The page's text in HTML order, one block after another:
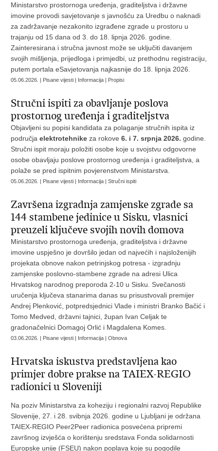
Ministarstvo prostornoga uređenja, graditeljstva i državne
imovine provodi savjetovanje s javnošću za Uredbu o naknadi
za zadržavanje nezakonito izgrađene zgrade u prostoru u
trajanju od 15 dana od 3. do 18. lipnja 2026. godine.
Zainteresirana i stručna javnost može se uključiti davanjem
svojih mišljenja, prijedloga i primjedbi, uz prethodnu registraciju,
putem portala eSavjetovanja najkasnije do 18. lipnja 2026.
05.06.2026. | Pisane vijesti | Informacija | Propisi
Stručni ispiti za obavljanje poslova
prostornog uređenja i graditeljstva
Objavljeni su popisi kandidata za polaganje stručnih ispita iz
područjaelektrotehnikeza rokove6. i 7. srpnja 2026. godine.
Stručni ispit moraju položiti osobe koje u svojstvu odgovorne
osobe obavljaju poslove prostornog uređenja i graditeljstva, a
polaže se pred ispitnim povjerenstvom Ministarstva.
05.06.2026. | Pisane vijesti | Informacija | Stručni ispiti
Završena izgradnja zamjenske zgrade sa
144 stambene jedinice u Sisku, vlasnici
preuzeli ključeve svojih novih domova
Ministarstvo prostornoga uređenja, graditeljstva i državne
imovine uspješno je dovršilo jedan od najvećih i najsloženijih
projekata obnove nakon petrinjskog potresa - izgradnju
zamjenske poslovno-stambene zgrade na adresi Ulica
Hrvatskog narodnog preporoda 2-10 u Sisku. Svečanosti
uručenja ključeva stanarima danas su prisustvovali premijer
Andrej Plenković, potpredsjednici Vlade i ministri Branko Bačić i
Tomo Medved, državni tajnici, župan Ivan Celjak te
gradonačelnici Domagoj Orlić i Magdalena Komes.
03.06.2026. | Pisane vijesti | Informacija | Obnova
Hrvatska iskustva predstavljena kao
primjer dobre prakse na TAIEX-REGIO
radionici u Sloveniji
Na poziv Ministarstva za koheziju i regionalni razvoj Republike
Slovenije, 27. i 28. svibnja 2026. godine u Ljubljani je održana
TAIEX-REGIO Peer2Peer radionica posvećena pripremi
završnog izvješća o korištenju sredstava Fonda solidarnosti
Europske unije (FSEU) nakon poplava koje su pogodile